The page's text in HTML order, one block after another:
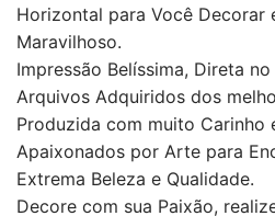
Horizontal para Você Decorar
Maravilhoso.
Impressão Belíssima, Direta
Arquivos Adquiridos dos
Produzida com muito Carinho
Apaixonados por Arte para
Extrema Beleza e Qualidade.
Decore com sua Paixão,